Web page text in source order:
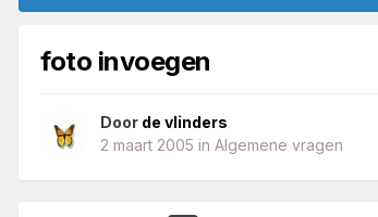
foto invoegen
Door de vlinders
2 maart 2005 in Algemene vragen